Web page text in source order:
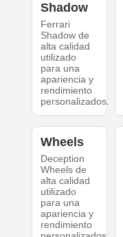
Shadow
Ferrari
Shadow de
alta calidad
utilizado
para una
apariencia y
rendimiento
personalizados.
Wheels
Deception
Wheels de
alta calidad
utilizado
para una
apariencia y
rendimiento